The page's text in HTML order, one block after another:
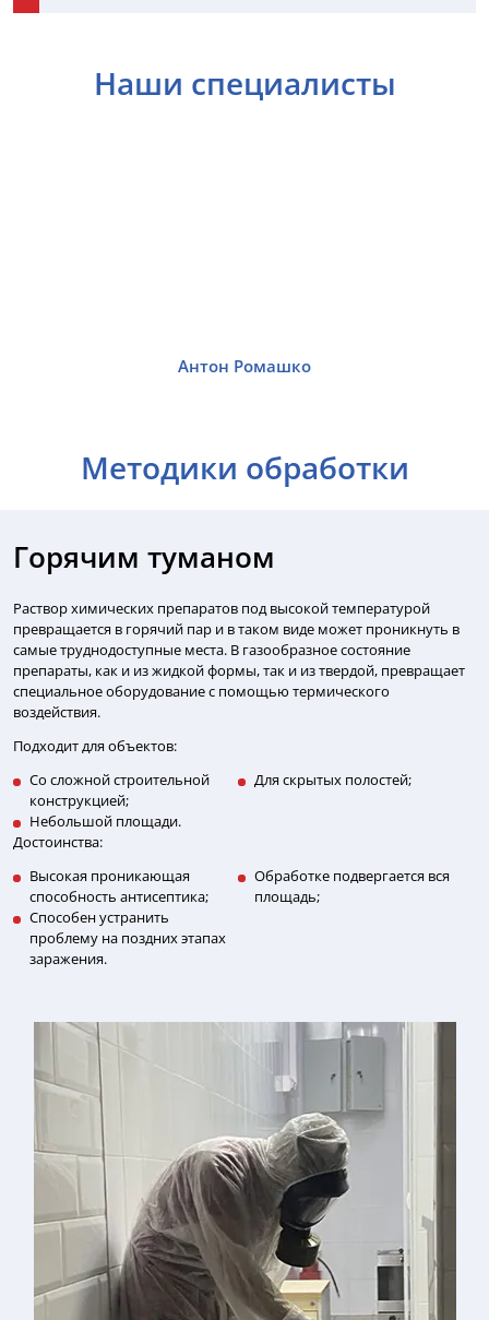
Наши специалисты
Антон Ромашко
Методики обработки
Горячим туманом
Раствор химических препаратов под высокой температурой
превращается в горячий пар и в таком виде может проникнуть в
самые труднодоступные места. В газообразное состояние
препараты, как и из жидкой формы, так и из твердой, превращает
специальное оборудование с помощью термического
воздействия.
Подходит для объектов:
Со сложной строительной
конструкцией;
Для скрытых полостей;
Небольшой площади.
Достоинства:
Высокая проникающая
способность антисептика;
Обработке подвергается вся
площадь;
Способен устранить
проблему на поздних этапах
заражения.